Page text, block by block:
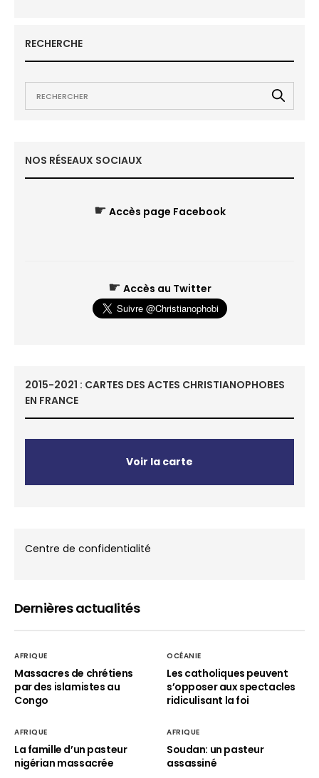
RECHERCHE
NOS RÉSEAUX SOCIAUX
☛ Accès page Facebook
☛ Accès au Twitter
2015-2021 : CARTES DES ACTES CHRISTIANOPHOBES
EN FRANCE
Voir la carte
Centre de confidentialité
Dernières actualités
AFRIQUE
Massacres de chrétiens
par des islamistes au
Congo
OCÉANIE
Les catholiques peuvent
s’opposer aux spectacles
ridiculisant la foi
AFRIQUE
La famille d’un pasteur
nigérian massacrée
AFRIQUE
Soudan: un pasteur
assassiné